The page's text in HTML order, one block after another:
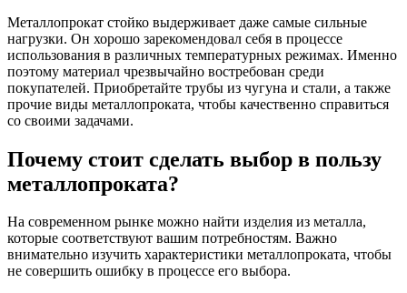
Металлопрокат стойко выдерживает даже самые сильные
нагрузки. Он хорошо зарекомендовал себя в процессе
использования в различных температурных режимах. Именно
поэтому материал чрезвычайно востребован среди
покупателей. Приобретайте трубы из чугуна и стали, а также
прочие виды металлопроката, чтобы качественно справиться
со своими задачами.
Почему стоит сделать выбор в пользу
металлопроката?
На современном рынке можно найти изделия из металла,
которые соответствуют вашим потребностям. Важно
внимательно изучить характеристики металлопроката, чтобы
не совершить ошибку в процессе его выбора.